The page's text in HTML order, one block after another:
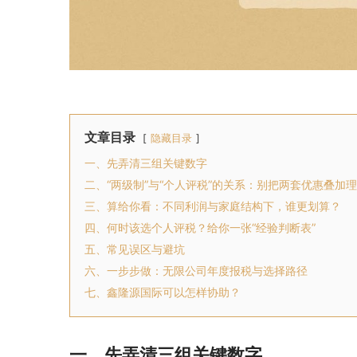
文章目录 隐藏目录
一、先弄清三组关键数字
二、“两级制”与“个人评税”的关系：别把两套优惠叠加
三、算给你看：不同利润与家庭结构下，谁更划算？
四、何时该选个人评税？给你一张“经验判断表”
五、常见误区与避坑
六、一步步做：无限公司年度报税与选择路径
七、鑫隆源国际可以怎样协助？